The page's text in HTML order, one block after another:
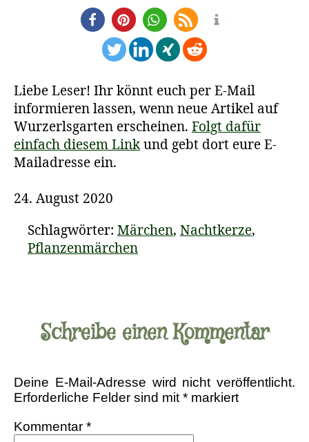
Liebe Leser! Ihr könnt euch per E-Mail
informieren lassen, wenn neue Artikel auf
Wurzerlsgarten erscheinen. Folgt dafür
einfach diesem Linkund gebt dort eure E-
Mailadresse ein.
24. August 2020
Schlagwörter: Märchen, Nachtkerze,
Pflanzenmärchen
Schreibe einen Kommentar
Deine E-Mail-Adresse wird nicht veröffentlicht.
Erforderliche Felder sind mit * markiert
Kommentar *